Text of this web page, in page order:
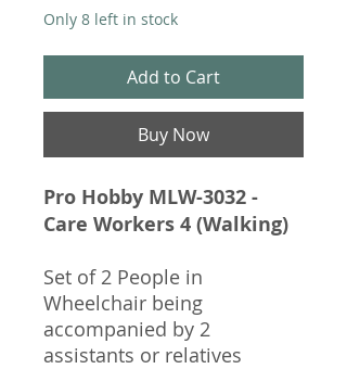
Only 8 left in stock
Add to Cart
Buy Now
Pro Hobby MLW-3032 -
Care Workers 4 (Walking)
Set of 2 People in
Wheelchair being
accompanied by 2
assistants or relatives